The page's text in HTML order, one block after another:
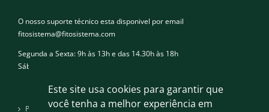
Este site usa cookies para garantir que
você tenha a melhor experiência em
O nosso suporte técnico esta disponivel por email
fitosistema@fitosistema.com
Segunda a Sexta: 9h às 13h e das 14.30h às 18h
Sábado e Domingo: Encerrado
Política de privacidade